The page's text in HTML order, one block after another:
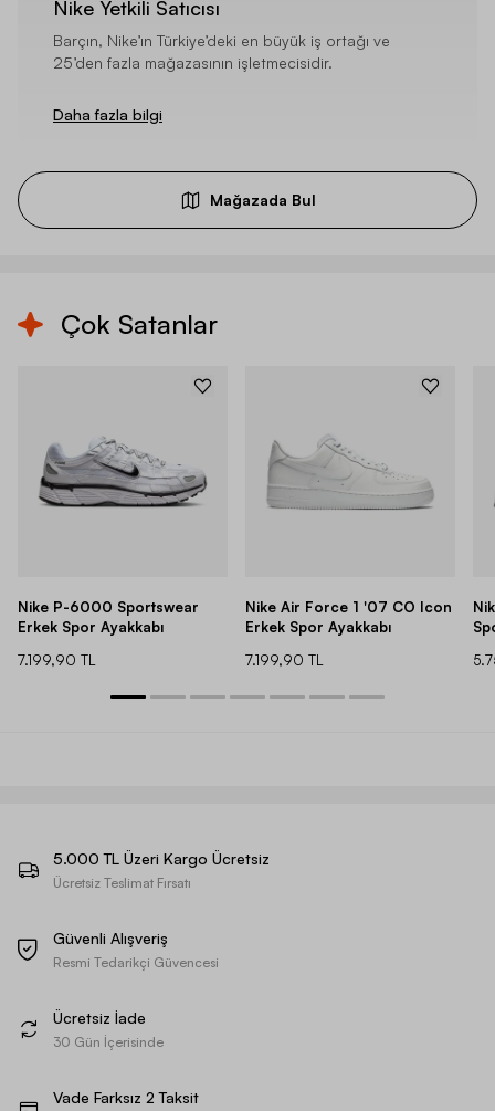
Nike Yetkili Satıcısı
Barçın, Nike’ın Türkiye’deki en büyük iş ortağı ve
25’den fazla mağazasının işletmecisidir.
Daha fazla bilgi
Mağazada Bul
Çok Satanlar
Nike P-6000 Sportswear
Erkek Spor Ayakkabı
7.199,90 TL
Nike Air Force 1 '07 CO Icon
Erkek Spor Ayakkabı
7.199,90 TL
5.000 TL Üzeri Kargo Ücretsiz
Ücretsiz Teslimat Fırsatı
Güvenli Alışveriş
Resmi Tedarikçi Güvencesi
Ücretsiz İade
30 Gün İçerisinde
Vade Farksız 2 Taksit